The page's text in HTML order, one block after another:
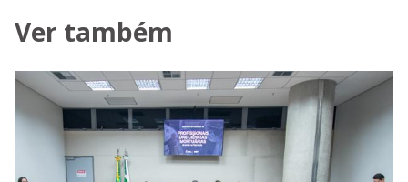
Ver também